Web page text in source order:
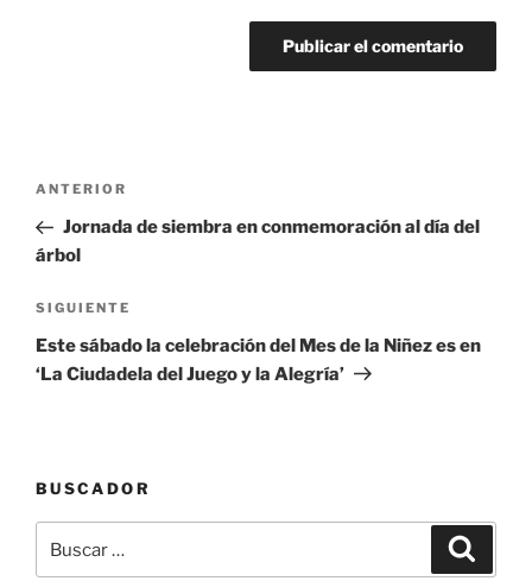
Navegación
entradas
Entrada
anterior:
ANTERIOR
Jornada de siembra en conmemoración al día del
árbol
Siguiente
entrada
SIGUIENTE
Este sábado la celebración del Mes de la Niñez es en
‘La Ciudadela del Juego y la Alegría’
BUSCADOR
por: